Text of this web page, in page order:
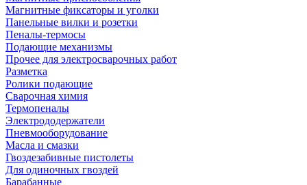
Магнитные фиксаторы и уголки
Панельные вилки и розетки
Пеналы-термосы
Подающие механизмы
Прочее для электросварочных работ
Разметка
Ролики подающие
Сварочная химия
Термопеналы
Электрододержатели
Пневмооборудование
Масла и смазки
Гвоздезабивные пистолеты
Для одиночных гвоздей
Барабанные